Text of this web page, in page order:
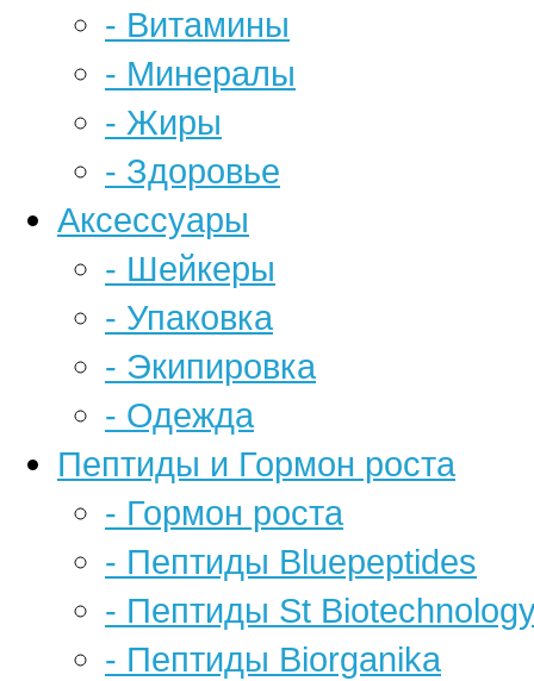
- Витамины
- Минералы
- Жиры
- Здоровье
Аксессуары
- Шейкеры
- Упаковка
- Экипировка
- Одежда
Пептиды и Гормон роста
- Гормон роста
- Пептиды Bluepeptides
- Пептиды St
- Пептиды Biorganika